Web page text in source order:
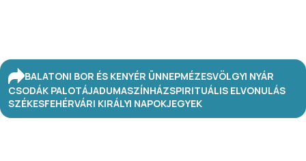
BALATONI BOR ÉS KENYÉR ÜNNEPMÉZESVÖLGYI NYÁR
CSODÁK PALOTÁJADUMASZÍNHÁZSPIRITUÁLIS ELVONULÁS
SZÉKESFEHÉRVÁRI KIRÁLYI NAPOKJEGYEK